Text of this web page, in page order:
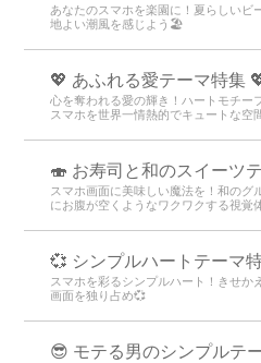
あなたのスマホを楽園に！夏らしいビ
地よい潮風を感じよう🏖
💖 あふれる愛テーマ特集
心を奪われる愛の輝き！ハートモチー
スマホを世界一情熱的でキュートな空
🍣 お寿司と和のスイーツ
スマホ画面に美味しい魔法を！和のグ
にお腹が空くようなワクワクする視覚
💞 シンプルハートテーマ
スマホを彩るシンプルハート！きせか
画面を独り占め💞
😎 モテる男のシンプルテ